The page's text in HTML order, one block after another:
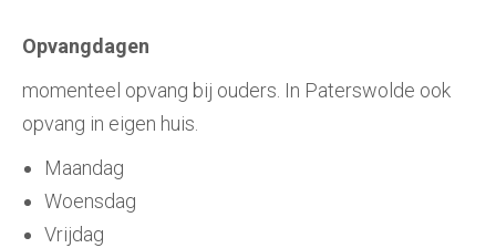
Opvangdagen
momenteel opvang bij ouders. In Paterswolde ook
opvang in eigen huis.
Maandag
Woensdag
Vrijdag